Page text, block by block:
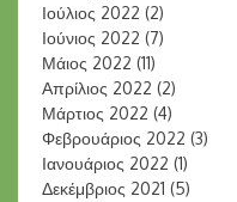
Ιούλιος 2022 (2)
Ιούνιος 2022 (7)
Μάιος 2022 (11)
Απρίλιος 2022 (2)
Μάρτιος 2022 (4)
Φεβρουάριος 2022 (3)
Ιανουάριος 2022 (1)
Δεκέμβριος 2021 (5)